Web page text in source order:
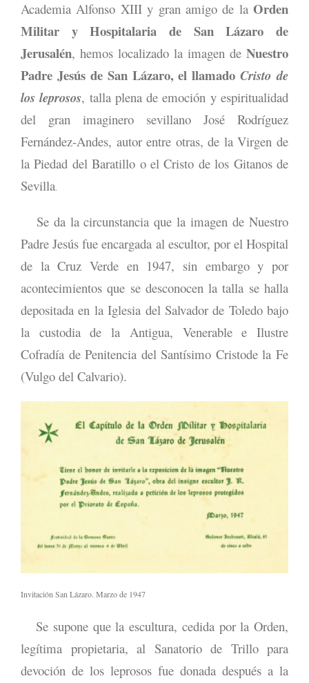
Academia Alfonso XIII y gran amigo de la Orden
Militar y Hospitalaria de San Lázaro de
Jerusalén, hemos localizado la imagen de Nuestro
Padre Jesús de San Lázaro, el llamadoCristode
los leprosos, talla plena de emoción y espiritualidad
del gran imaginero sevillano José Rodríguez
Fernández-Andes, autor entre otras, de la Virgen de
la Piedad del Baratillo o el Cristo de los Gitanos de
Sevilla.
Se da la circunstancia que la imagen de Nuestro
Padre Jesús fue encargada al escultor, por el Hospital
de la Cruz Verde en 1947, sin embargo y por
acontecimientos que se desconocen la talla se halla
depositada en la Iglesia del Salvador de Toledo bajo
la custodia de la Antigua, Venerable e Ilustre
Cofradía de Penitencia del Santísimo Cristode la Fe
(Vulgo del Calvario).
Invitación San Lázaro. Marzo de 1947
Se supone que la escultura, cedida por la Orden,
legítima propietaria, al Sanatorio de Trillo para
devoción de los leprosos fue donada después a la